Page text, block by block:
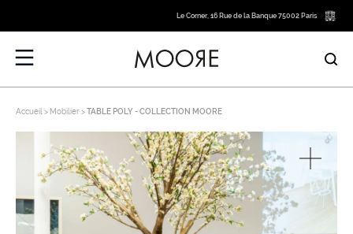
Le Corner, 16 Rue de la Banque 75002 Paris
Accueil Mobilier TABLE POLY - COLLECTION MOORE